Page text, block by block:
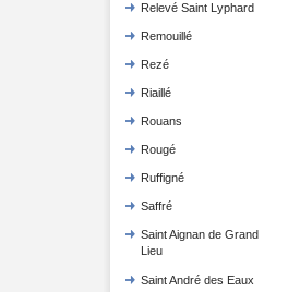
Relevé Saint Lyphard
Remouillé
Rezé
Riaillé
Rouans
Rougé
Ruffigné
Saffré
Saint Aignan de Grand
Lieu
Saint André des Eaux